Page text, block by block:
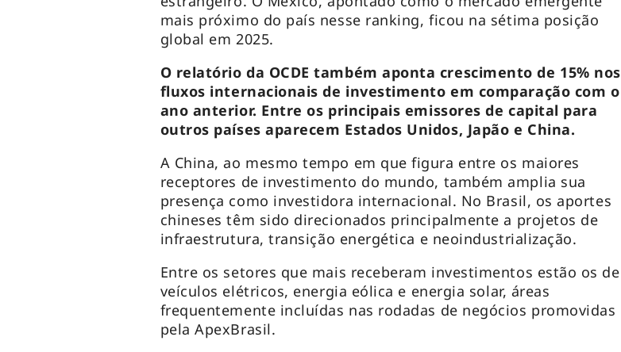
mais próximo do país nesse ranking, ficou na sétima posição
global em 2025.
O relatório da OCDE também aponta crescimento de 15% nos
fluxos internacionais de investimento em comparação com o
ano anterior. Entre os principais emissores de capital para
outros países aparecem Estados Unidos, Japão e China.
A China, ao mesmo tempo em que figura entre os maiores
receptores de investimento do mundo, também amplia sua
presença como investidora internacional. No Brasil, os aportes
chineses têm sido direcionados principalmente a projetos de
infraestrutura, transição energética e neoindustrialização.
Entre os setores que mais receberam investimentos estão os de
veículos elétricos, energia eólica e energia solar, áreas
frequentemente incluídas nas rodadas de negócios promovidas
pela ApexBrasil.